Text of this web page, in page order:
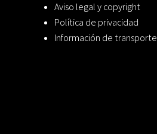
Aviso legal y copyright
Política de privacidad
Información de transporte